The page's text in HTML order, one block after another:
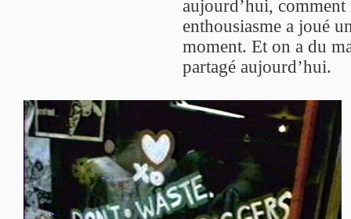
aujourd’hui,
enthousiasme a joué
moment. Et on a du
partagé aujourd’hui.